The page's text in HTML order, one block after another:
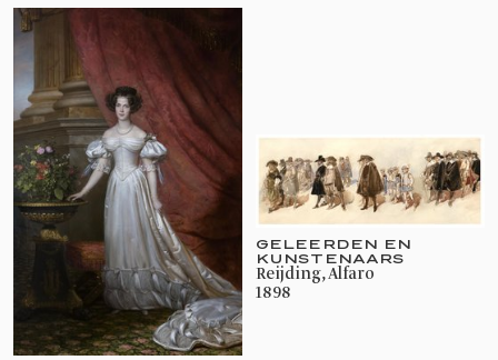
GELEERDEN EN
KUNSTENAARS
Reijding, Alfaro
1898